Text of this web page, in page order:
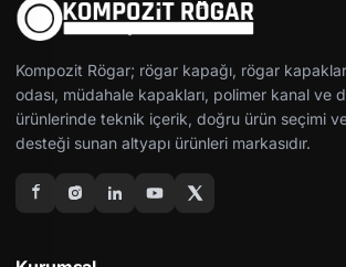
Kompozit Rögar; rögar kapağı, rögar
odası, müdahale kapakları, polimer kanal ve
ürünlerinde teknik içerik, doğru ürün seçimi
desteği sunan altyapı ürünleri markasıdır.